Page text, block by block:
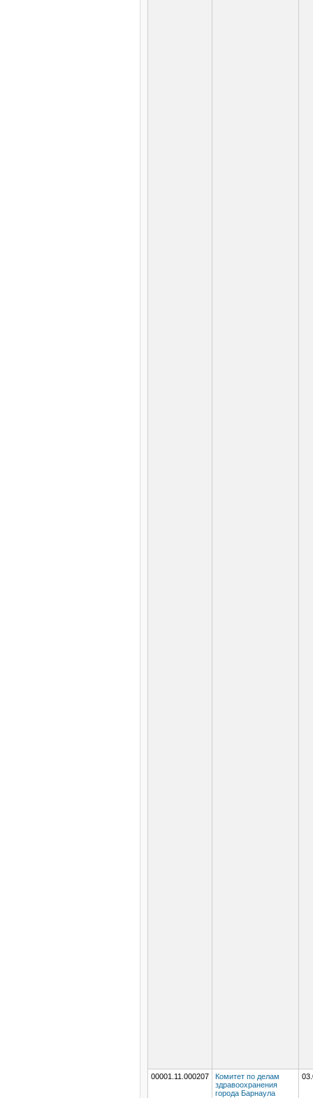
00001.11.000207
Комитет по делам
здравоохранения
города Барнаула